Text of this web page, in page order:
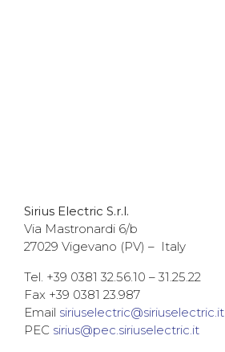
Sirius Electric S.r.l.
Via Mastronardi 6/b
27029 Vigevano (PV) – Italy
Tel. +39 0381 32.56.10 – 31.25.22
Fax +39 0381 23.987
Email siriuselectric@siriuselectric.it
PEC sirius@pec.siriuselectric.it